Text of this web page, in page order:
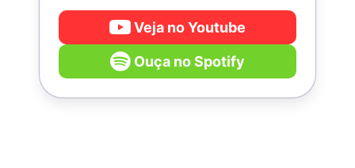
Veja no Youtube
Ouça no Spotify